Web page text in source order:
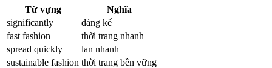
Từ vựng
Nghĩa
significantly
đáng kể
fast fashion
thời trang nhanh
spread quickly
lan nhanh
sustainable fashion thời trang bền vững